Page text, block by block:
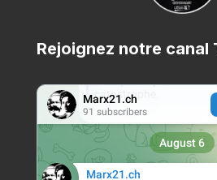
Rejoignez notre canal